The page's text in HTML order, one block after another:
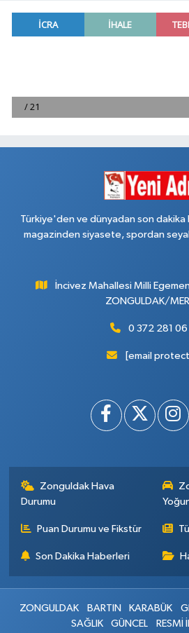
Türkiye'den ve dünyadan son dakika
magazinden siyasete, spordan
İncivez Mahallesi Milli
ZONGULDAK/
0 372 281
[email
Zonguldak Hava
Durumu
Puan Durumu ve Fikstür
Son Dakika Haberleri
ZONGULDAK BARTIN KARABÜK
SAĞLIK
GÜNCEL RESMİ